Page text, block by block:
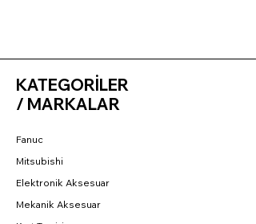
KATEGORİLER
/ MARKALAR
Fanuc
Mitsubishi
Elektronik Aksesuar
Mekanik Aksesuar